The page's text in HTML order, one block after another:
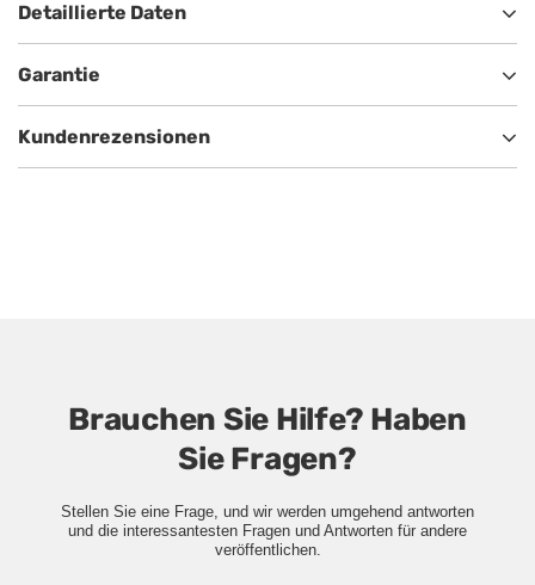
Detaillierte Daten
Garantie
Kundenrezensionen
Brauchen Sie Hilfe? Haben
Sie Fragen?
Stellen Sie eine Frage, und wir werden umgehend antworten
und die interessantesten Fragen und Antworten für andere
veröffentlichen.